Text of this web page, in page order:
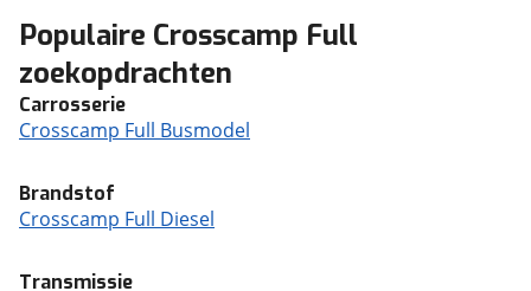
Populaire Crosscamp Full
zoekopdrachten
Carrosserie
Crosscamp Full Busmodel
Brandstof
Crosscamp Full Diesel
Transmissie